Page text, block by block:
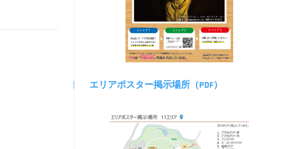
エリアポスター掲示場所（PDF）